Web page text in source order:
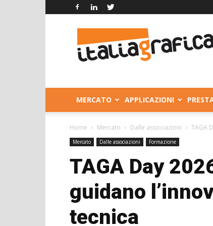
Grafica
MERCATO APPLICAZIONI
Home Mercato Dalle associazioni TAGA
Mercato Dalle associazioni Formazione
TAGA Day
guidano
tecnica